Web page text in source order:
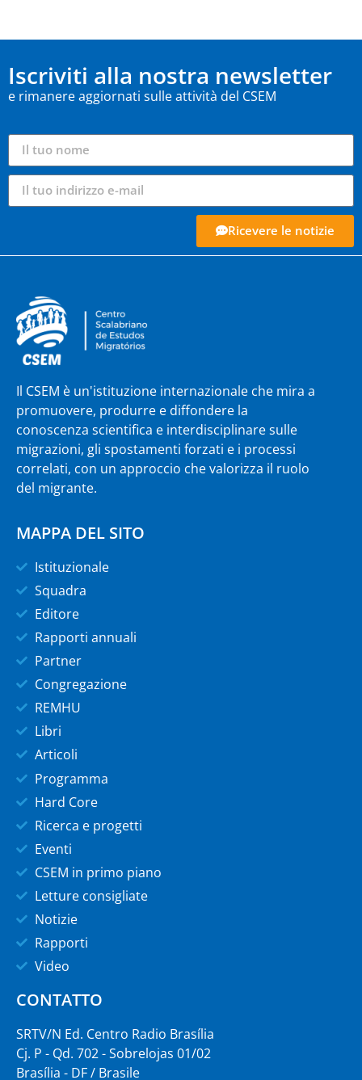
Iscriviti alla nostra newsletter
e rimanere aggiornati sulle attività del CSEM
Ricevere le notizie
Il CSEM è un'istituzione internazionale che mira a
promuovere, produrre e diffondere la
conoscenza scientifica e interdisciplinare sulle
migrazioni, gli spostamenti forzati e i processi
correlati, con un approccio che valorizza il ruolo
del migrante.
MAPPA DEL SITO
Istituzionale
Squadra
Editore
Rapporti annuali
Partner
Congregazione
REMHU
Libri
Articoli
Programma
Hard Core
Ricerca e progetti
Eventi
CSEM in primo piano
Letture consigliate
Notizie
Rapporti
Video
CONTATTO
SRTV/N Ed. Centro Radio Brasília
Cj. P - Qd. 702 - Sobrelojas 01/02
Brasília - DF / Brasile